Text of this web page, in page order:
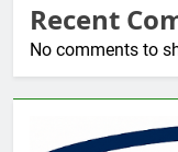
Recent
No comments to